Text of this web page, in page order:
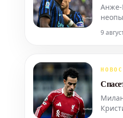
Анже-
9